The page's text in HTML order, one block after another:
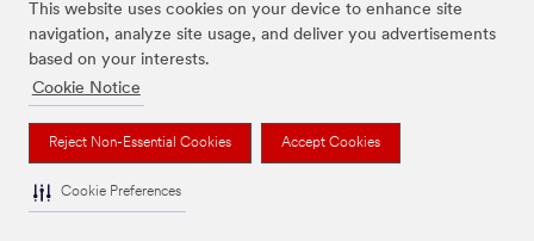
This website uses cookies on your device to enhance site
navigation, analyze site usage, and deliver you advertisements
based on your interests.
Cookie Notice
Reject Non-Essential Cookies Accept Cookies
Cookie Preferences